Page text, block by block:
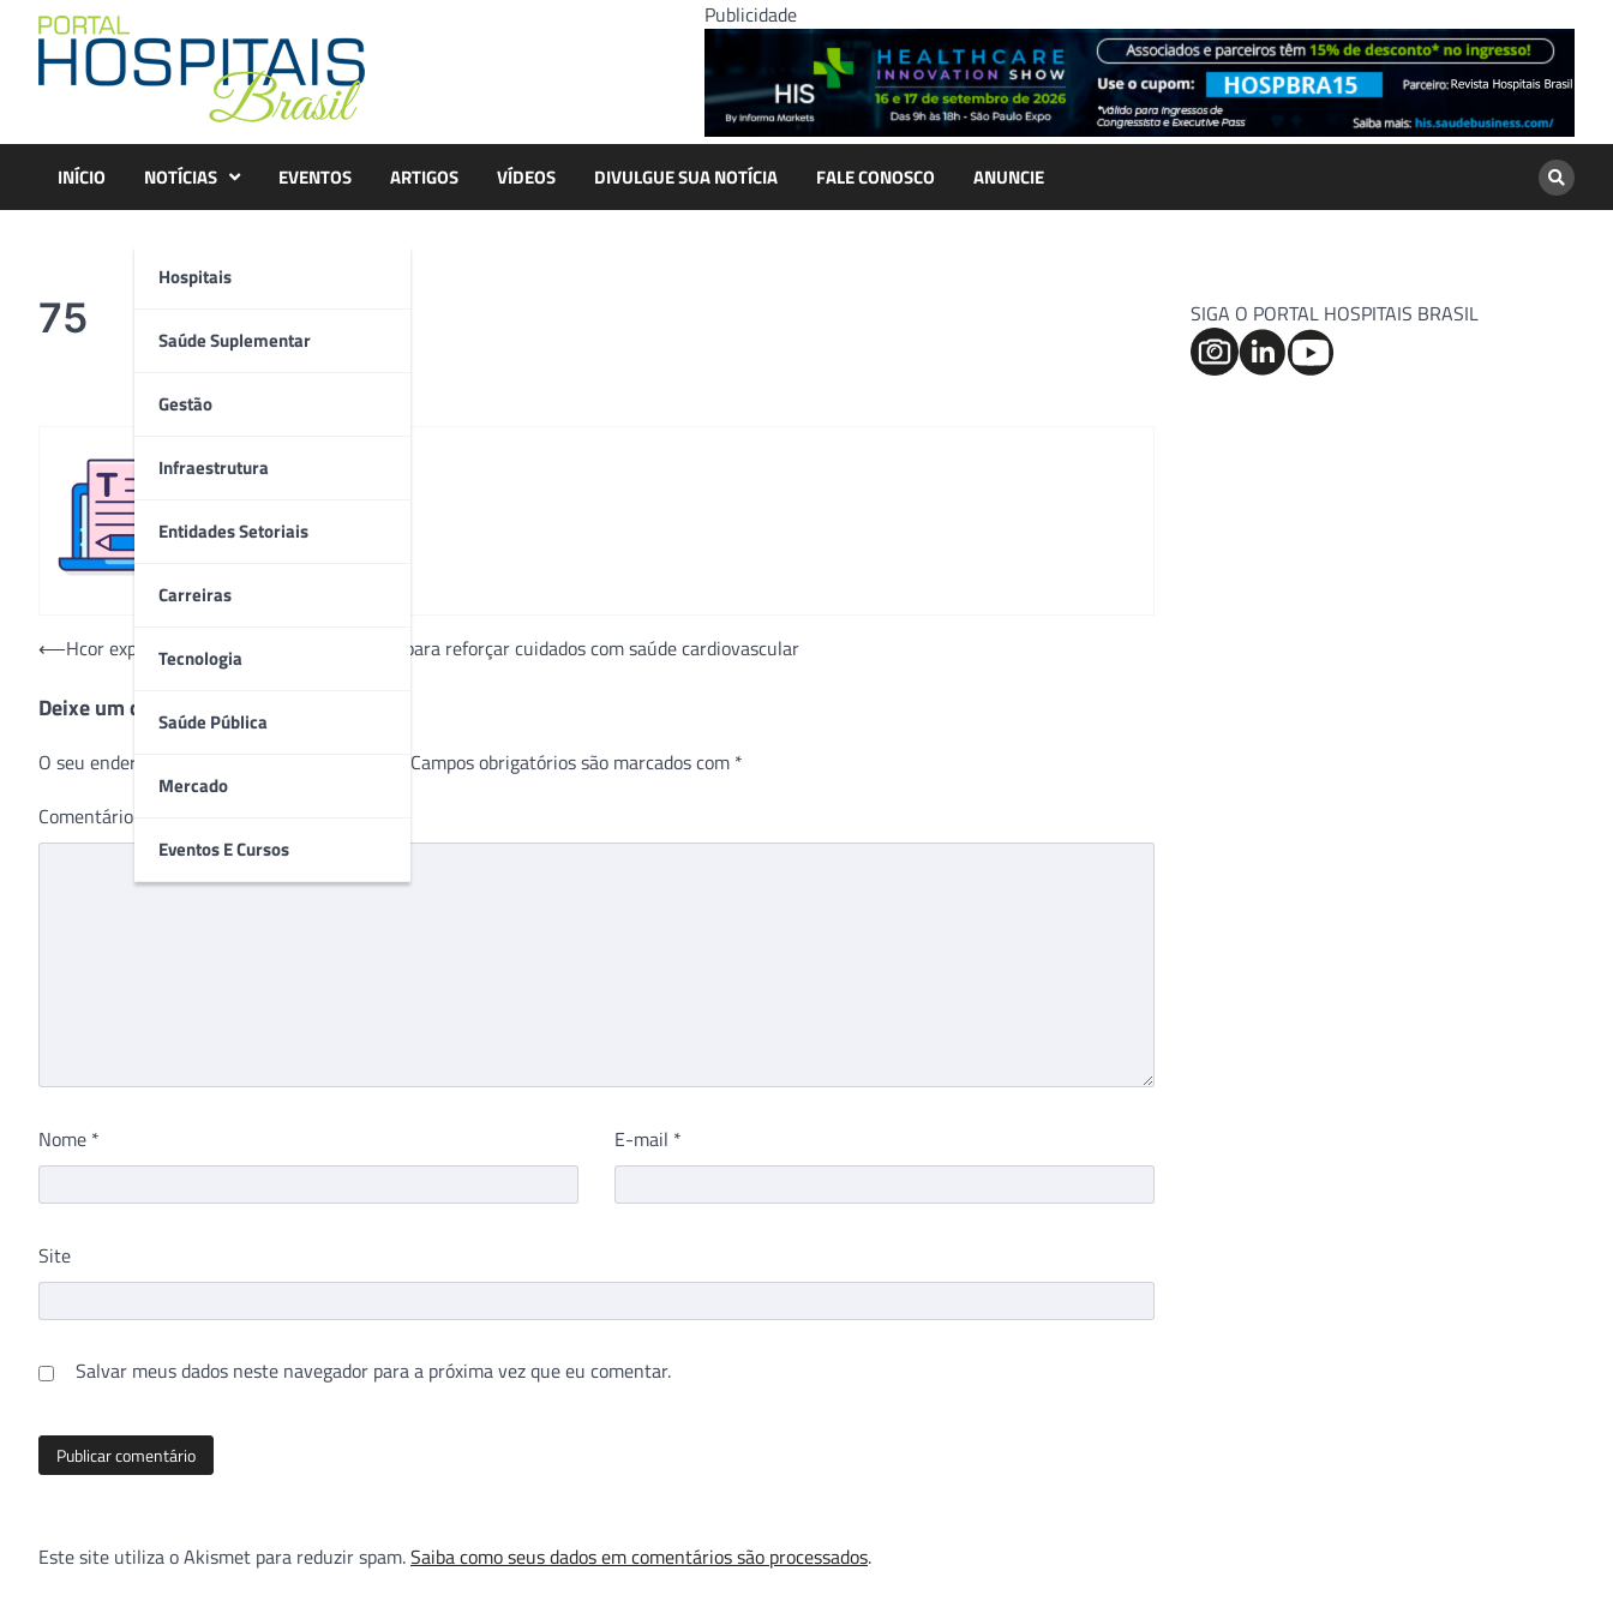
content
Publicidade
INÍCIO NOTÍCIAS
Hospitais
Saúde Suplementar
Gestão
Infraestrutura
Entidades Setoriais
Carreiras
Tecnologia
Saúde Pública
Mercado
Eventos E Cursos
EVENTOS ARTIGOS VÍDEOS DIVULGUE SUA NOTÍCIA FALE CONOSCO ANUNCIE
75
Navegação
Post
⟵Hcor expõe coração de Lego em iniciativa para reforçar cuidados com saúde cardiovascular
Deixe um comentário
O seu endereço de e-mail não será publicado. Campos obrigatórios são marcados com *
Comentário
Nome * E-mail *
Site
Salvar meus dados neste navegador para a próxima vez que eu comentar.
Este site utiliza o Akismet para reduzir spam.Saiba como seus dados em comentários são processados.
SIGA O PORTAL HOSPITAIS BRASIL